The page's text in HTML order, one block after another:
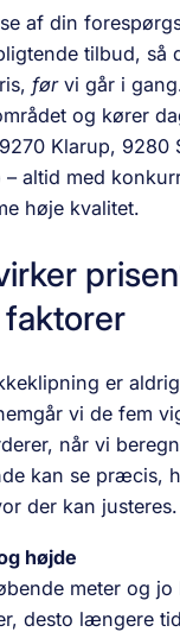
af din
tilbud, så
førvi går i
og kører
Klarup, 9280
– altid med
høje kvalitet.
er
vi de fem
når vi
kan se præcis,
der kan justeres.
højde
meter og jo
desto længere